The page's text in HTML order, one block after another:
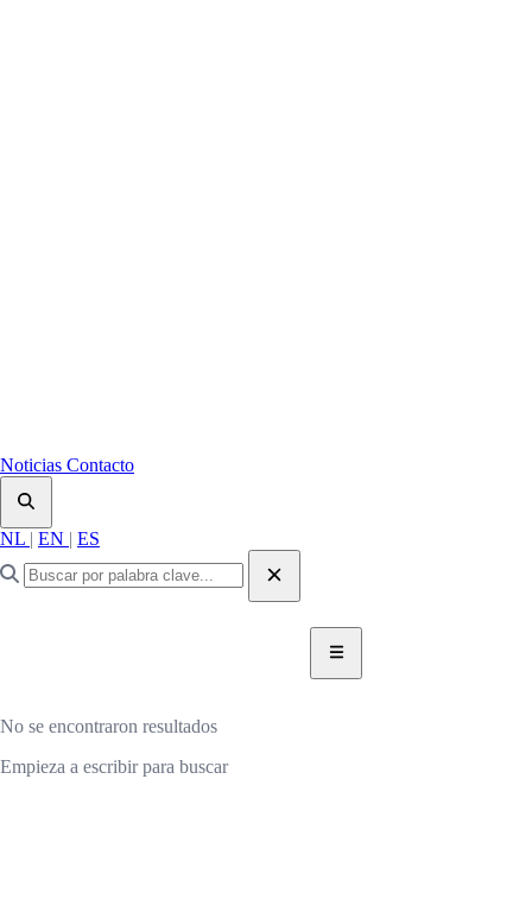
Noticias Contacto
NL | EN | ES
No se encontraron resultados
Empieza a escribir para buscar